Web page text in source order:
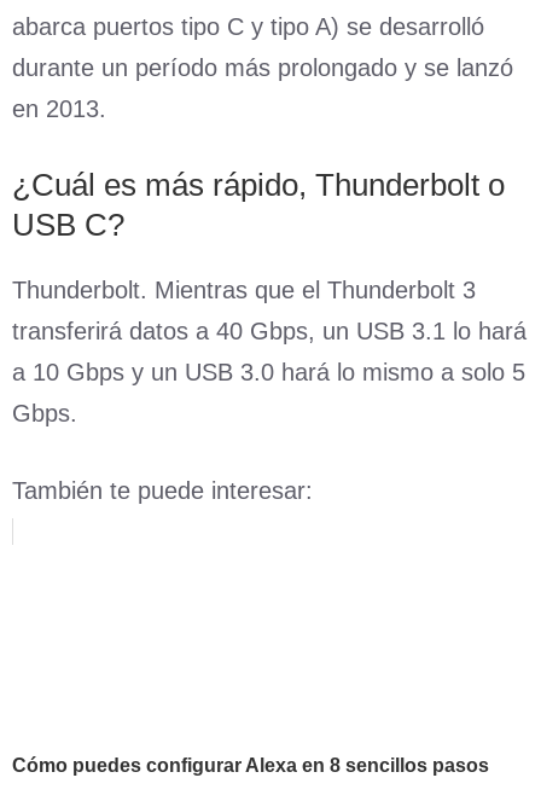
abarca puertos tipo C y tipo A) se desarrolló
durante un período más prolongado y se lanzó
en 2013.
¿Cuál es más rápido, Thunderbolt o
USB C?
Thunderbolt. Mientras que el Thunderbolt 3
transferirá datos a 40 Gbps, un USB 3.1 lo hará
a 10 Gbps y un USB 3.0 hará lo mismo a solo 5
Gbps.
También te puede interesar:
Cómo puedes configurar Alexa en 8 sencillos pasos